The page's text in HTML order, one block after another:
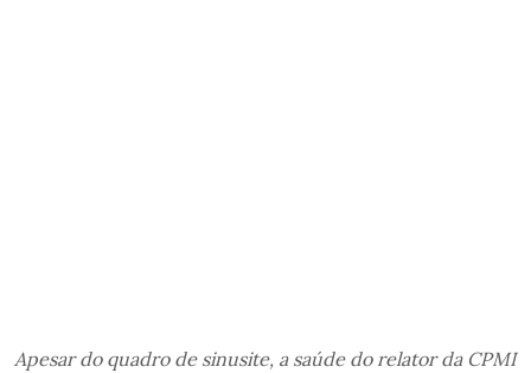
Apesar do quadro de sinusite, a saúde do relator da CPMI